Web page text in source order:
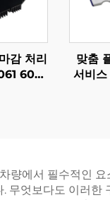
감 처리
6063
맞춤
서비
량에서 필수적인 요
무엇보다도 이러한